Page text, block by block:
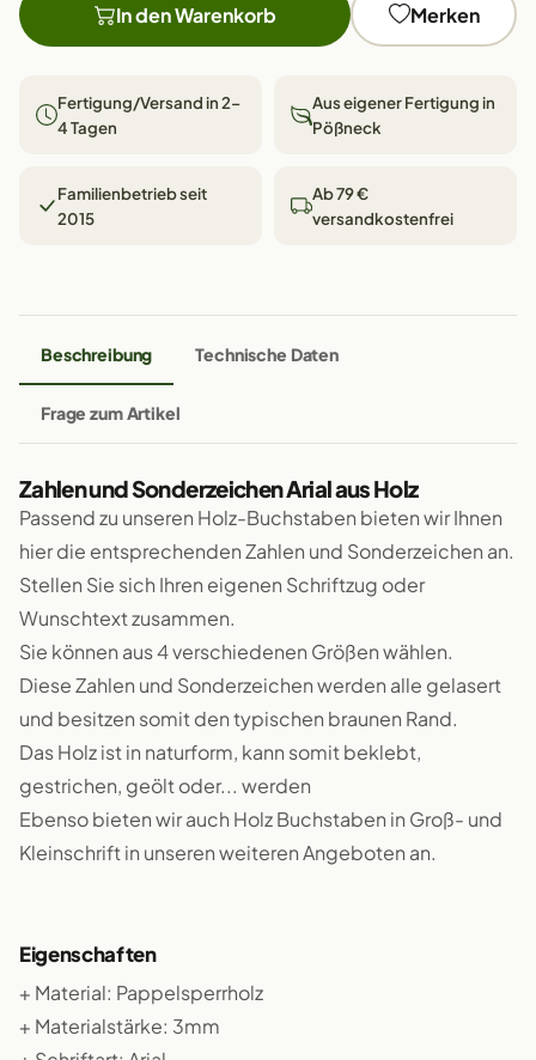
In den Warenkorb Merken
Fertigung/Versand in 2–
4 Tagen
Aus eigener Fertigung in
Pößneck
Familienbetrieb seit
2015
Ab 79 €
versandkostenfrei
Beschreibung Technische Daten
Frage zum Artikel
Zahlen und Sonderzeichen Arial aus Holz
Passend zu unseren Holz-Buchstaben bieten wir Ihnen
hier die entsprechenden Zahlen und Sonderzeichen an.
Stellen Sie sich Ihren eigenen Schriftzug oder
Wunschtext zusammen.
Sie können aus 4 verschiedenen Größen wählen.
Diese Zahlen und Sonderzeichen werden alle gelasert
und besitzen somit den typischen braunen Rand.
Das Holz ist in naturform, kann somit beklebt,
gestrichen, geölt oder... werden
Ebenso bieten wir auch Holz Buchstaben in Groß- und
Kleinschrift in unseren weiteren Angeboten an.
Eigenschaften
+ Material: Pappelsperrholz
+ Materialstärke: 3mm